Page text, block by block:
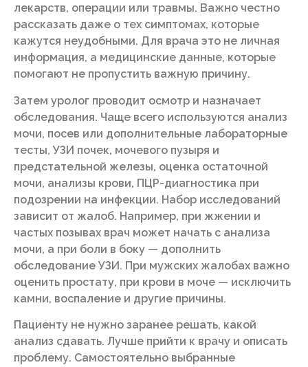
лекарств, операции или травмы. Важно честно
рассказать даже о тех симптомах, которые
кажутся неудобными. Для врача это не личная
информация, а медицинские данные, которые
помогают не пропустить важную причину.
Затем уролог проводит осмотр и назначает
обследования. Чаще всего используются анализ
мочи, посев или дополнительные лабораторные
тесты, УЗИ почек, мочевого пузыря и
предстательной железы, оценка остаточной
мочи, анализы крови, ПЦР-диагностика при
подозрении на инфекции. Набор исследований
зависит от жалоб. Например, при жжении и
частых позывах врач может начать с анализа
мочи, а при боли в боку — дополнить
обследование УЗИ. При мужских жалобах важно
оценить простату, при крови в моче — исключить
камни, воспаление и другие причины.
Пациенту не нужно заранее решать, какой
анализ сдавать. Лучше прийти к врачу и описать
проблему. Самостоятельно выбранные